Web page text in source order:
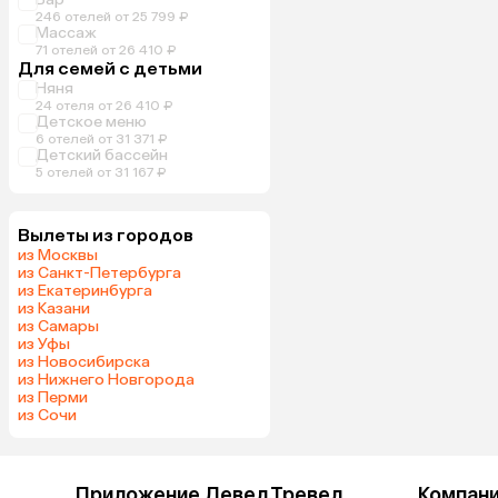
246 отелей от 25 799 ₽
Массаж
71 отелей от 26 410 ₽
Для семей с детьми
Няня
24 отеля от 26 410 ₽
Детское меню
6 отелей от 31 371 ₽
Детский бассейн
5 отелей от 31 167 ₽
Вылеты из городов
из Москвы
из Санкт-Петербурга
из Екатеринбурга
из Казани
из Самары
из Уфы
из Новосибирска
из Нижнего Новгорода
из Перми
из Сочи